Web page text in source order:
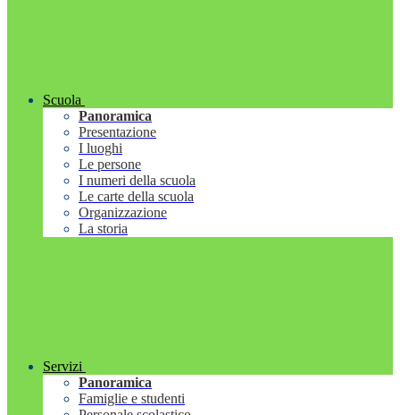
Scuola
Panoramica
Presentazione
I luoghi
Le persone
I numeri della scuola
Le carte della scuola
Organizzazione
La storia
Servizi
Panoramica
Famiglie e studenti